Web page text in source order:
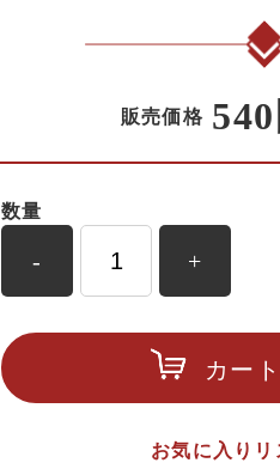
販売価格 540
数量
- +
カー
お気に入りリ